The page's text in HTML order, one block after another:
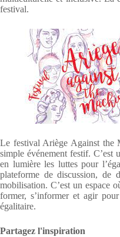
festival.
Le festival Ariège Against the
simple événement festif. C’est
en lumière les luttes pour
plateforme de discussion, de
mobilisation. C’est un espace
former, s’informer et agir
égalitaire.
Partagez l'inspiration